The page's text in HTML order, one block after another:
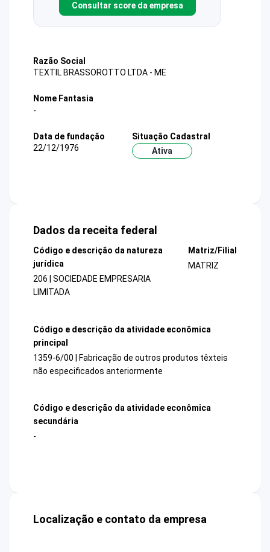
Consultar score da empresa
Razão Social
TEXTIL BRASSOROTTO LTDA - ME
Nome Fantasia
-
Data de fundação
22/12/1976
Situação Cadastral
Ativa
Dados da receita federal
Código e descrição da natureza
jurídica
206 | SOCIEDADE EMPRESARIA
LIMITADA
Matriz/Filial
MATRIZ
Código e descrição da atividade econômica
principal
1359-6/00 | Fabricação de outros produtos têxteis
não especificados anteriormente
Código e descrição da atividade econômica
secundária
-
Localização e contato da empresa